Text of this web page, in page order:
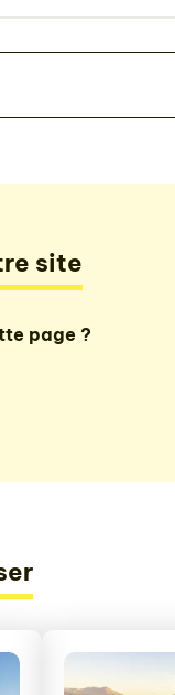
site
page ?